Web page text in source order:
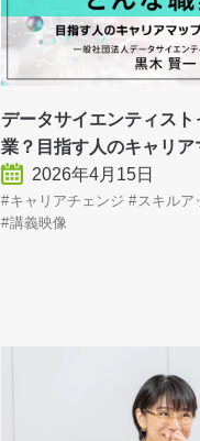
データサイエンティス
業？目指す人のキャリ
2026年4月15日
キャリアチェンジ スキルア
講義映像